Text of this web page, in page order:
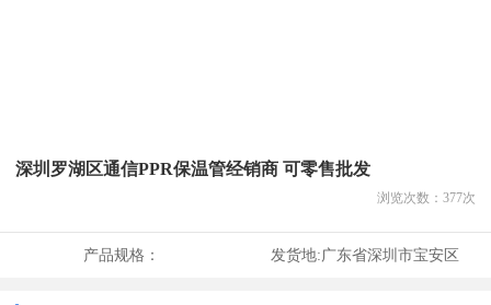
深圳罗湖区通信PPR保温管经销商 可零售批发
浏览次数： 377次
产品规格： 发货地:广东省深圳市宝安区